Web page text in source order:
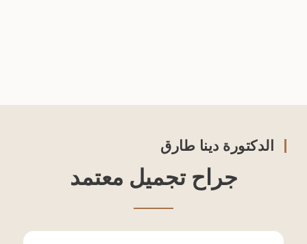
الدكتورة دينا طارق
جراح تجميل معتمد